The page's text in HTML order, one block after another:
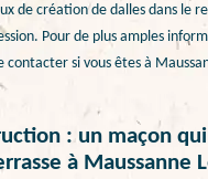
de création de dalles dans le
Pour de plus amples
contacter si vous êtes à
: un maçon
à Maussanne